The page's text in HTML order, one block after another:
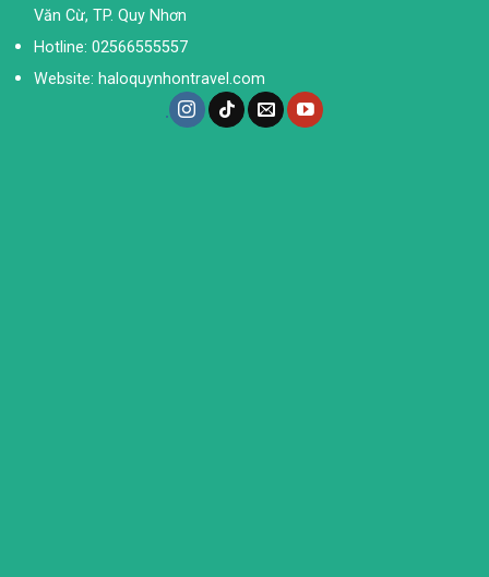
Văn Cừ, TP. Quy Nhơn
Hotline: 02566555557
Website: haloquynhontravel.com